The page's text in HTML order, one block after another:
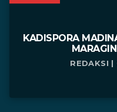
KADISPORA
REDAKSI